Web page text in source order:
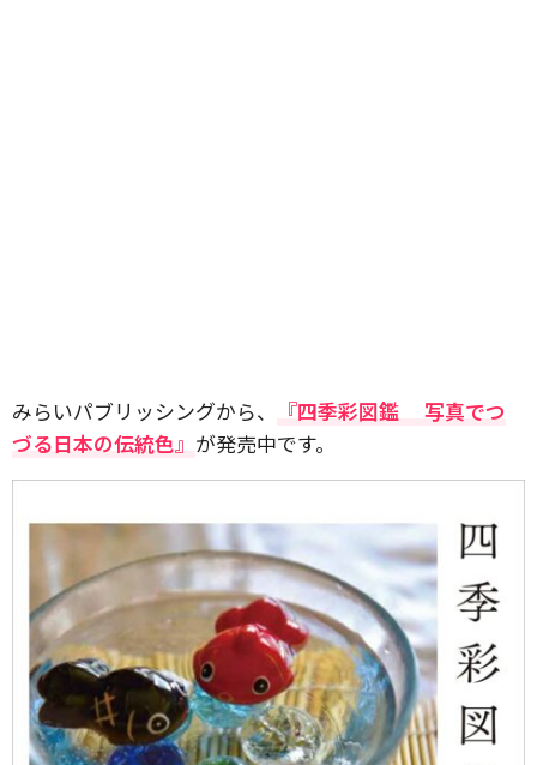
みらいパブリッシングから、
『四季彩図鑑 写真でつ
づる日本の伝統色』 が発売中です。